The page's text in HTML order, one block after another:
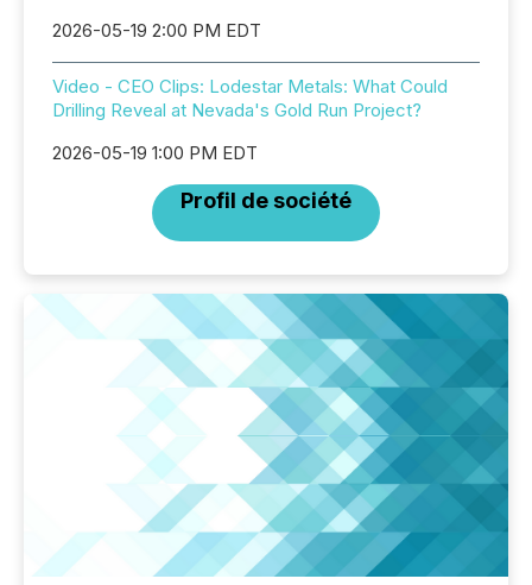
2026-05-19 2:00 PM EDT
Video - CEO Clips: Lodestar Metals: What Could
Drilling Reveal at Nevada's Gold Run Project?
2026-05-19 1:00 PM EDT
Profil de société